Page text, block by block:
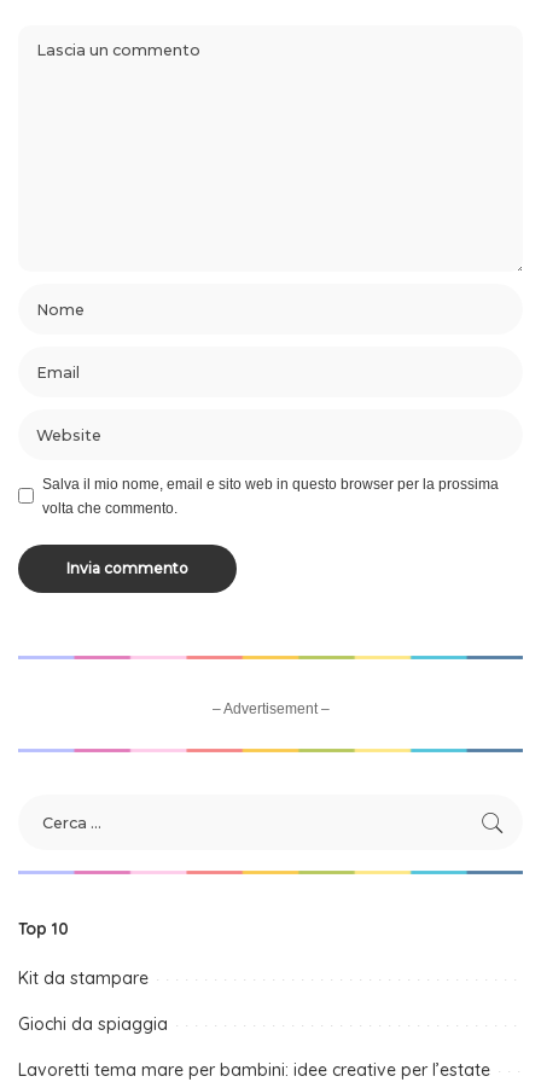
Salva il mio nome, email e sito web in questo browser per la prossima
volta che commento.
– Advertisement –
Top 10
Kit da stampare
Giochi da spiaggia
Lavoretti tema mare per bambini: idee creative per l’estate